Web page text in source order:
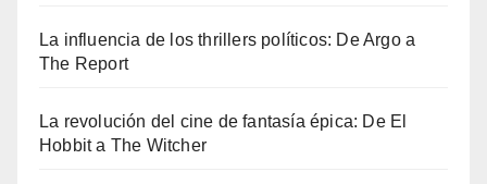
La influencia de los thrillers políticos: De Argo a
The Report
La revolución del cine de fantasía épica: De El
Hobbit a The Witcher